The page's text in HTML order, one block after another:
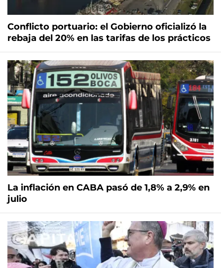
Conflicto portuario: el Gobierno oficializó la
rebaja del 20% en las tarifas de los prácticos
La inflación en CABA pasó de 1,8% a 2,9% en
julio